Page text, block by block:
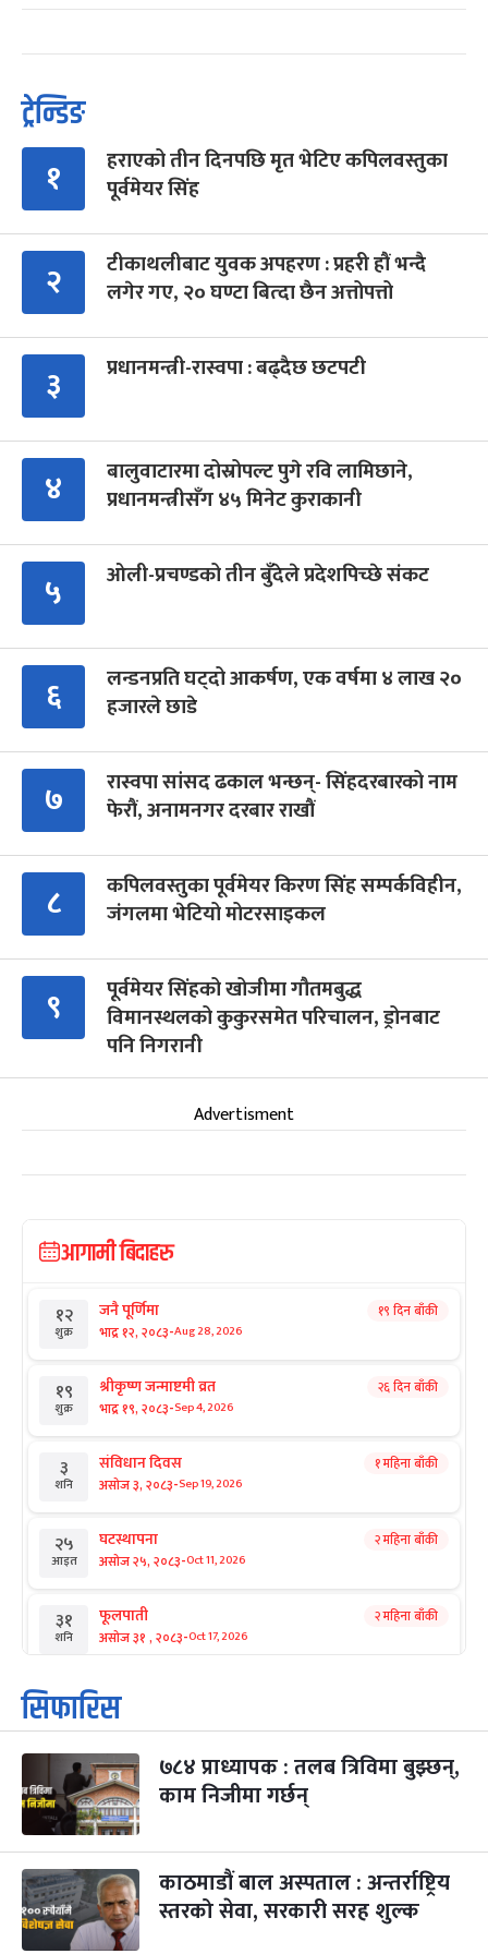
ट्रेन्डिङ
१
हराएको तीन दिनपछि मृत भेटिए कपिलवस्तुका
पूर्वमेयर सिंह
२
टीकाथलीबाट युवक अपहरण : प्रहरी हौं भन्दै
लगेर गए, २० घण्टा बित्दा छैन अत्तोपत्तो
३ प्रधानमन्त्री-रास्वपा : बढ्दैछ छटपटी
४
बालुवाटारमा दोस्रोपल्ट पुगे रवि लामिछाने,
प्रधानमन्त्रीसँग ४५ मिनेट कुराकानी
५ ओली-प्रचण्डको तीन बुँदेले प्रदेशपिच्छे संकट
६
लन्डनप्रति घट्दो आकर्षण, एक वर्षमा ४ लाख २०
हजारले छाडे
७
रास्वपा सांसद ढकाल भन्छन्- सिंहदरबारको नाम
फेरौं, अनामनगर दरबार राखौं
८
कपिलवस्तुका पूर्वमेयर किरण सिंह सम्पर्कविहीन,
जंगलमा भेटियो मोटरसाइकल
९
पूर्वमेयर सिंहको खोजीमा गौतमबुद्ध
विमानस्थलको कुकुरसमेत परिचालन, ड्रोनबाट
पनि निगरानी
Advertisment
आगामी बिदाहरु
१२
शुक्र
जनै पूर्णिमा
भाद्र १२, २०८३-Aug 28, 2026
१९ दिन बाँकी
१९
शुक्र
श्रीकृष्ण जन्माष्टमी व्रत
भाद्र १९, २०८३-Sep 4, 2026
२६ दिन बाँकी
३
शनि
संविधान दिवस
असोज ३, २०८३-Sep 19, 2026
१ महिना बाँकी
२५
आइत
घटस्थापना
असोज २५, २०८३-Oct 11, 2026
२ महिना बाँकी
३१
शनि
फूलपाती
असोज ३१ , २०८३-Oct 17, 2026
२ महिना बाँकी
१
आइत
कार्तिक सङ्क्रान्ति
कार्तिक १, २०८३
३
मंगल
महानवमी
कार्तिक ३, २०८३-Oct 20, 2026
२ महिना बाँकी
४
बुध कार्तिक ४, २०८३ Oct 21, 2026
५
बिहि
पापा‌ङ्कुशा एकादशी व्रत
कार्तिक ५, २०८३
२ महिना बाँकी
सिफारिस
७८४ प्राध्यापक : तलब त्रिविमा बुझ्छन्,
काम निजीमा गर्छन्
काठमाडौं बाल अस्पताल : अन्तर्राष्ट्रिय
स्तरको सेवा, सरकारी सरह शुल्क